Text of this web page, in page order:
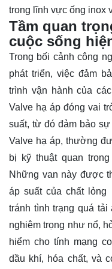
trong lĩnh vực ống inox
Tầm quan
cuộc sống
Trong bối cảnh công
phát triển, việc đảm
trình vận hành của
Valve hạ áp đóng vai
suất, từ đó đảm bảo
Valve hạ áp, thường
bị kỹ thuật quan
Những van này được
áp suất của chất lỏng
tránh tình trạng quá
nghiêm trọng như nổ,
hiểm cho tính mạng
dầu khí, hóa chất, và